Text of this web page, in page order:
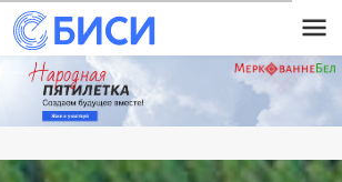
Перейти
к
основному
содержанию